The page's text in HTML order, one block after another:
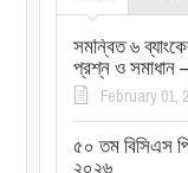
সমন্বিত ৬
প্রশ্ন ও সমাধান
February 01,
৫০ তম বিসিএস
২০২৬